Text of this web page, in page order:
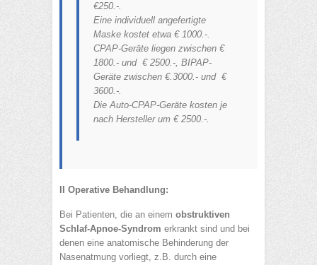
€250.-.
Eine individuell angefertigte
Maske kostet etwa € 1000.-.
CPAP-Geräte liegen zwischen €
1800.- und € 2500.-, BIPAP-
Geräte zwischen €.3000.- und €
3600.-.
Die Auto-CPAP-Geräte kosten je
nach Hersteller um € 2500.-.
II Operative Behandlung:
Bei Patienten, die an einem obstruktiven
Schlaf-Apnoe-Syndrom erkrankt sind und bei
denen eine anatomische Behinderung der
Nasenatmung vorliegt, z.B. durch eine